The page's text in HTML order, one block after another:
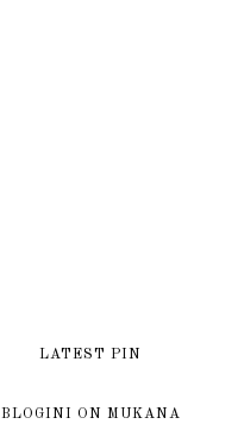
LATEST PIN
BLOGINI ON MUKANA